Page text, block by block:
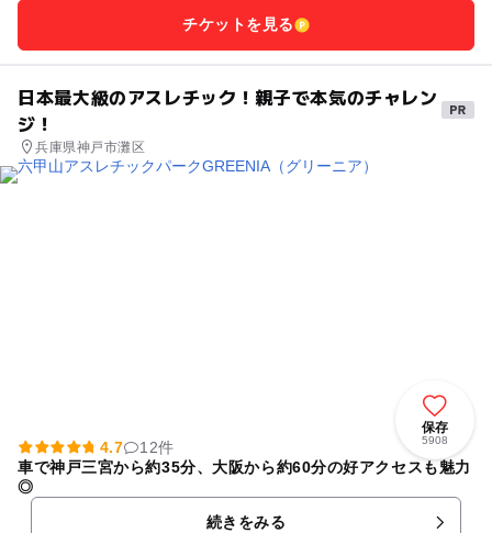
チケットを見る
日本最大級のアスレチック！親子で本気のチャレン
ジ！
兵庫県神戸市灘区
保存
5908
4.7
12件
車で神戸三宮から約35分、大阪から約60分の好アクセスも魅力
◎
続きをみる